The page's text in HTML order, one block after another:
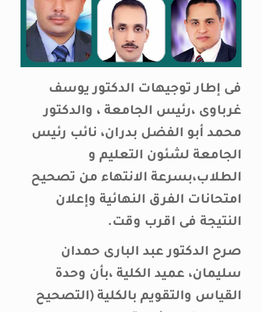
فى إطار توجيهات الدكتور يوسف
غرباوى ،رئيس الجامعة ، والدكتور
محمد أبو الفضل بدران، نائب رئيس
الجامعة لشئون التعليم و
الطلاب،بسرعة الانتهاء من تصحيح
امتحانات الفرق النهائية وإعلان
النتيجة فى اقرب وقت.
صرح الدكتور عبد البارى حمدان
سليمان، عميد الكلية ،بأن وحدة
القياس والتقويم بالكلية (التصحيح